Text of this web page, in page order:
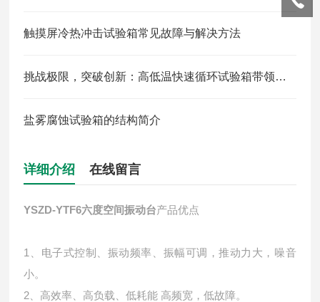
触摸屏冷热冲击试验箱常见故障与解决方法
挑战极限，突破创新：高低温快速循环试验箱带领产品质量革命
盐雾腐蚀试验箱的结构简介
详细介绍 在线留言
YSZD-YTF6六度空间振动台产品优点
1、电子式控制、振动频率、振幅可调，推动力大，噪音
小。
2、高效率、高负载、低耗能 高频宽，低故障。